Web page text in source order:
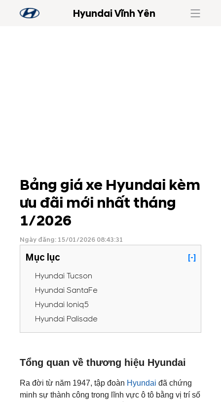
Hyundai Vĩnh Yên
Bảng giá xe Hyundai kèm
ưu đãi mới nhất tháng
1/2026
Ngày đăng: 15/01/2026 08:43:31
Mục lục
[-]
Hyundai Tucson
Hyundai SantaFe
Hyundai Ioniq5
Hyundai Palisade
Tổng quan về thương hiệu Hyundai
Ra đời từ năm 1947, tập đoàn Hyundai đã chứng
minh sự thành công trong lĩnh vực ô tô bằng vị trí số